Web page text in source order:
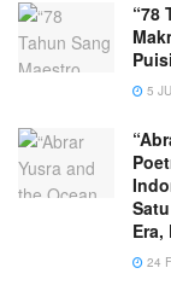
“78
Puisi
5
Era,
24